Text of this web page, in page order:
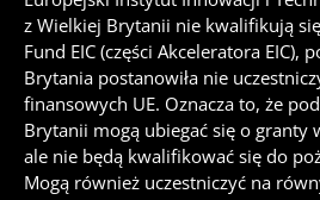
z Wielkiej Brytanii nie kwalifikują
Fund EIC (części Akceleratora EIC),
Brytania postanowiła nie
finansowych UE. Oznacza to, że
Brytanii mogą ubiegać się o granty
ale nie będą kwalifikować się do
Mogą również uczestniczyć na